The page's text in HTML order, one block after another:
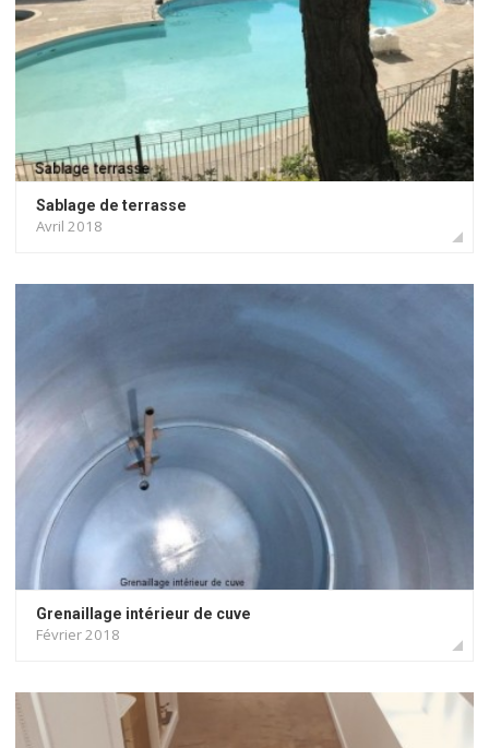
Sablage de terrasse
Avril 2018
Grenaillage intérieur de cuve
Février 2018